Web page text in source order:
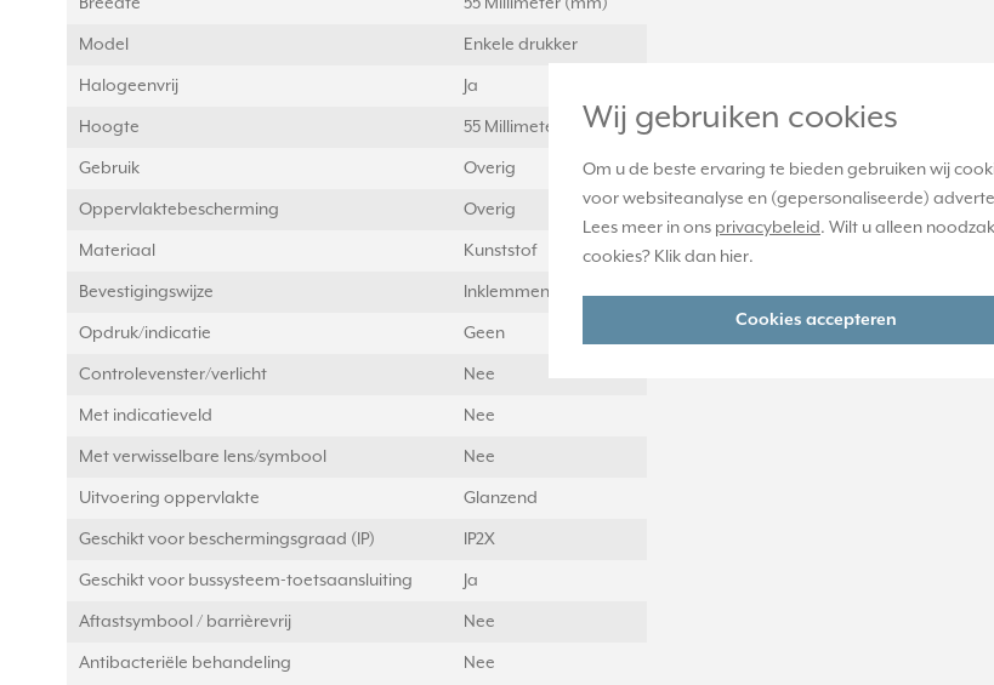
Wij gebruiken cookies
Om u de beste ervaring te bieden gebruiken wij
voor websiteanalyse en (gepersonaliseerde)
Lees meer in ons privacybeleid. Wilt u alleen
cookies? Klik dan hier.
Cookies accepteren
Model Enkele drukker
Halogeenvrij Ja
Hoogte 55 Millimeter (mm)
Gebruik Overig
Oppervlaktebescherming Overig
Materiaal Kunststof
Bevestigingswijze Inklemmen (snap)
Opdruk/indicatie Geen
Controlevenster/verlicht Nee
Met indicatieveld Nee
Met verwisselbare lens/symbool Nee
Uitvoering oppervlakte Glanzend
Geschikt voor beschermingsgraad (IP) IP2X
Geschikt voor bussysteem-toetsaansluiting Ja
Aftastsymbool / barrièrevrij Nee
Antibacteriële behandeling Nee